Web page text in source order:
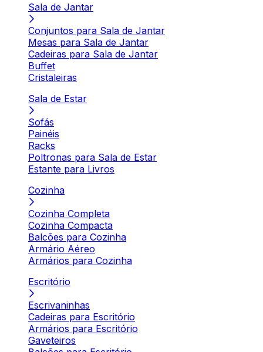
Sala de Jantar
Conjuntos para Sala de Jantar
Mesas para Sala de Jantar
Cadeiras para Sala de Jantar
Buffet
Cristaleiras
Sala de Estar
Sofás
Painéis
Racks
Poltronas para Sala de Estar
Estante para Livros
Cozinha
Cozinha Completa
Cozinha Compacta
Balcões para Cozinha
Armário Aéreo
Armários para Cozinha
Escritório
Escrivaninhas
Cadeiras para Escritório
Armários para Escritório
Gaveteiros